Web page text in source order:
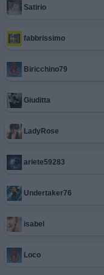
Satirio
fabbrissimo
Biricchino79
Giuditta
LadyRose
ariete59283
Undertaker76
isabel
Loco